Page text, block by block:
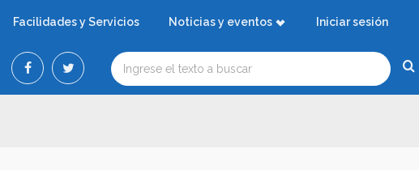
Facilidades y Servicios Noticias y eventos Iniciar sesión